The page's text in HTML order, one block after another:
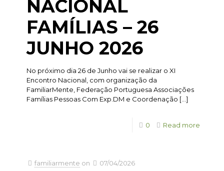
NACIONAL
FAMÍLIAS – 26
JUNHO 2026
No próximo dia 26 de Junho vai se realizar o XI
Encontro Nacional, com organização da
FamiliarMente, Federação Portuguesa Associações
Famílias Pessoas Com Exp.DM e Coordenação […]
0 Read more
familiarmente on 07/04/2026